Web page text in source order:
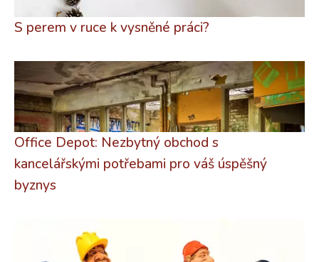
S perem v ruce k vysněné práci?
Office Depot: Nezbytný obchod s
kancelářskými potřebami pro váš úspěšný
byznys